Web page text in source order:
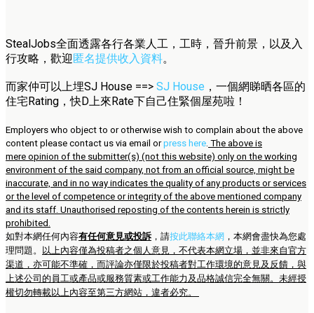
StealJobs全面透露各行各業人工，工時，晉升前景，以及入
行攻略，歡迎匿名提供收入資料。
而家仲可以上埋SJ House ==> SJ House ，一個網睇晒各區的
住宅Rating，快D上來Rate下自己住緊個屋苑啦！
Employers who object to or otherwise wish to complain about the above
content please contact us via email orpress here. The above is
mere opinion of the submitter(s) (not this website) only on the working
environment of the said company, not from an official source, might be
inaccurate, and in no way indicates the quality of any products or services
or the level of competence or integrity of the above mentioned company
and its staff. Unauthorised reposting of the contents herein is strictly
prohibited.
如對本網任何內容有任何意見或投訴 ，請按此聯絡本網 ，本網會盡快為您處
理問題。
以上內容僅為投稿者之個人意見，不代表本網立場，並非來自官方
渠道，亦可能不準確，而評論亦僅限於投稿者對工作環境的意見及反饋，與
上述公司的員工或產品或服務質素或工作能力及品格誠信完全無關。未經授
權切勿轉載以上內容至第三方網站，違者必究。